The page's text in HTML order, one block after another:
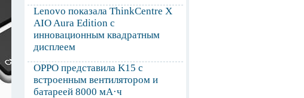
Lenovo показала ThinkCentre X
AIO Aura Edition с
инновационным квадратным
дисплеем
OPPO представила K15 с
встроенным вентилятором и
батареей 8000 мА·ч